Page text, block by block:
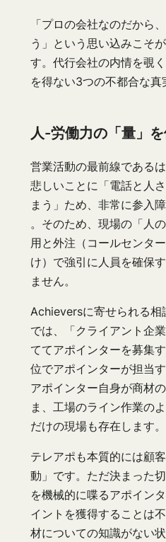
「プロの会社なのだから
う」という思い込みこそ
す。代行会社の内情を覗
を得ない3つの不都合な真
人-労働力の「量」
営業活動の最前線である
悲しいことに「電話と人
まう」ため、非常に参入
。そのため、現場の「人
用と外注（コールセンタ
け）で強引に人員を確保
ません。
Achieversに寄せられる相
では、「クライアント企
ててアポインターを募集
位でアポインターが担当
アポインター自身が商材
ま、工場のライン作業の
だけの現場も存在します。
テレアポも本質的には顧
動」です。ただ決まった
を機械的に喋るアポイン
イントを獲得することは
材についての知識がない